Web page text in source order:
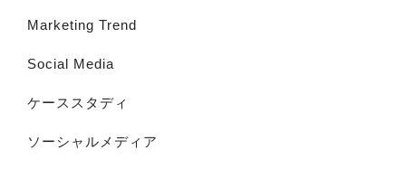
Marketing Trend
Social Media
ケーススタディ
ソーシャルメディア